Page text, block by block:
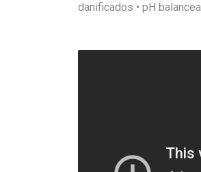
danificados • pH